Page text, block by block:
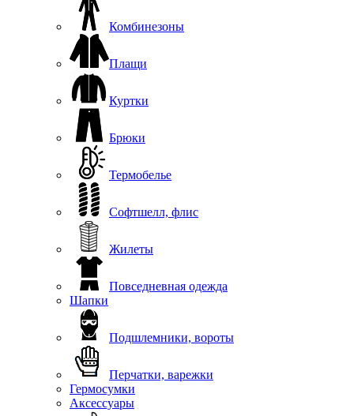
Комбинезоны
Плащи
Куртки
Брюки
Термобелье
Софтшелл, флис
Жилеты
Повседневная одежда
Шапки
Подшлемники, вороты
Перчатки, варежки
Гермосумки
Аксессуары